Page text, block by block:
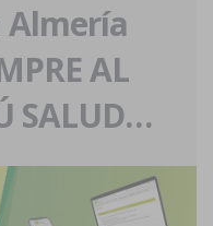
Almería
AL
SALUD…